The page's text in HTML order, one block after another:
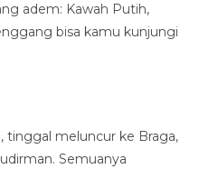
adem: Kawah Putih,
bisa kamu kunjungi
tinggal meluncur ke Braga,
Semuanya